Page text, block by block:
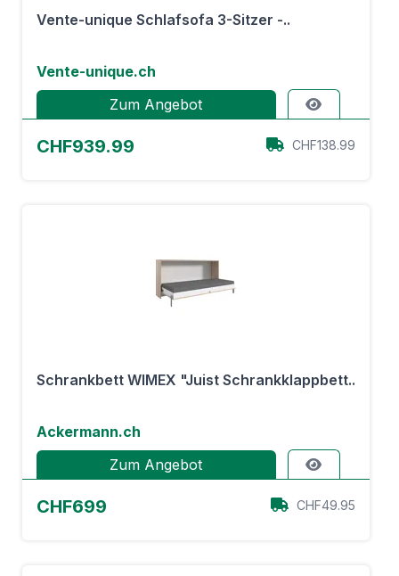
Vente-unique Schlafsofa 3-Sitzer -..
Vente-unique.ch
Zum Angebot
CHF939.99 CHF138.99
Schrankbett WIMEX "Juist Schrankklappbett..
Ackermann.ch
Zum Angebot
CHF699 CHF49.95